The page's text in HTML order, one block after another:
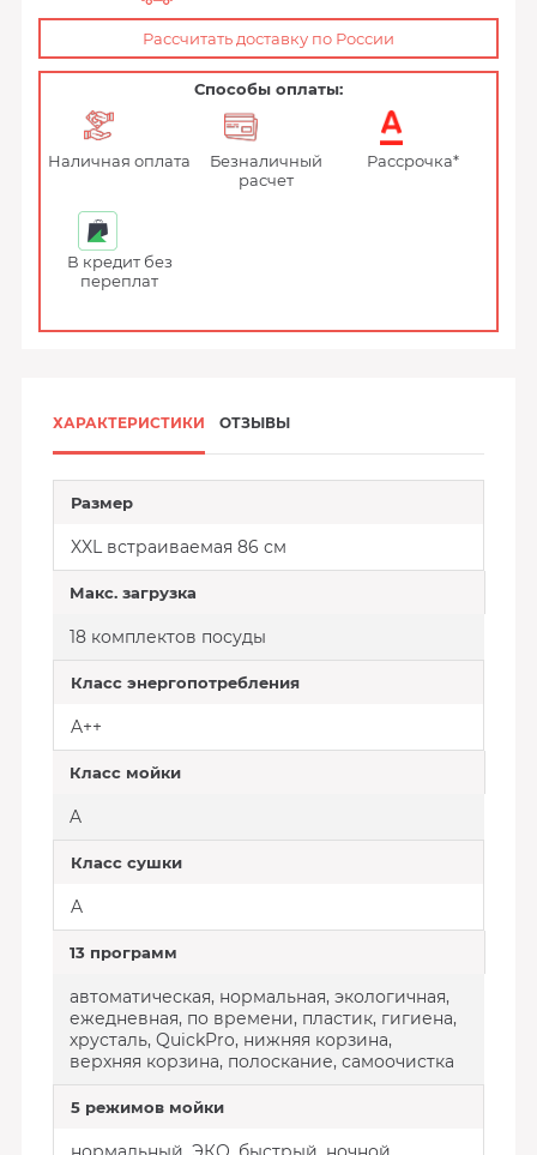
Рассчитать доставку по России
Способы оплаты:
Наличная оплата
Безналичный
расчет
Рассрочка*
В кредит без
переплат
ХАРАКТЕРИСТИКИ ОТЗЫВЫ
Размер
XXL встраиваемая 86 см
Макс. загрузка
18 комплектов посуды
Класс энергопотребления
A++
Класс мойки
A
Класс сушки
A
13 программ
автоматическая, нормальная, экологичная,
ежедневная, по времени, пластик, гигиена,
хрусталь, QuickPro, нижняя корзина,
верхняя корзина, полоскание, самоочистка
5 режимов мойки